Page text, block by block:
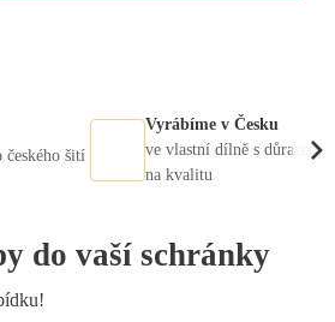
českého šití
Vyrábíme v Česku
ve vlastní dílně s důrazem
na kvalitu
do vaší schránky